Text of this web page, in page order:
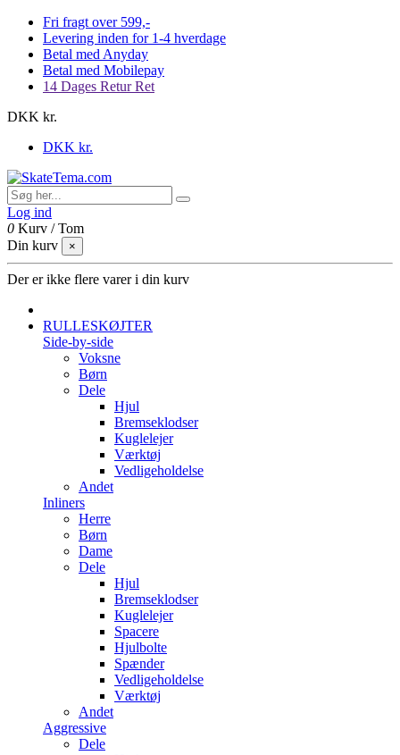
Fri fragt over 599,-
Levering inden for 1-4 hverdage
Betal med Anyday
Betal med Mobilepay
14 Dages Retur Ret
DKK kr.
DKK kr.
Log ind
0 Kurv /Tom
Din kurv
×
Der er ikke flere varer i din kurv
RULLESKØJTER
Side-by-side
Voksne
Børn
Dele
Hjul
Bremseklodser
Kuglelejer
Værktøj
Vedligeholdelse
Andet
Inliners
Herre
Børn
Dame
Dele
Hjul
Bremseklodser
Kuglelejer
Spacere
Hjulbolte
Spænder
Vedligeholdelse
Værktøj
Andet
Aggressive
Dele